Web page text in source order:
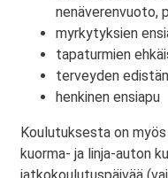
nenäverenvuoto,
myrkytyksien
tapaturmien
terveyden
henkinen ensiapu
Koulutuksesta on
kuorma- ja linja-auton